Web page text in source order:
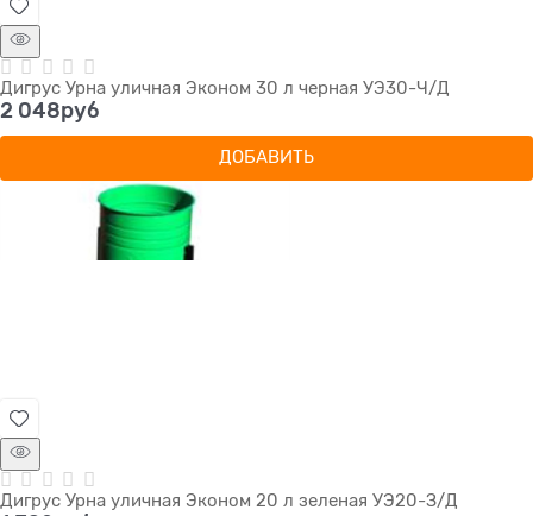
Дигрус Урна уличная Эконом 30 л черная УЭ30-Ч/Д
2 048руб
ДОБАВИТЬ
Дигрус Урна уличная Эконом 20 л зеленая УЭ20-З/Д